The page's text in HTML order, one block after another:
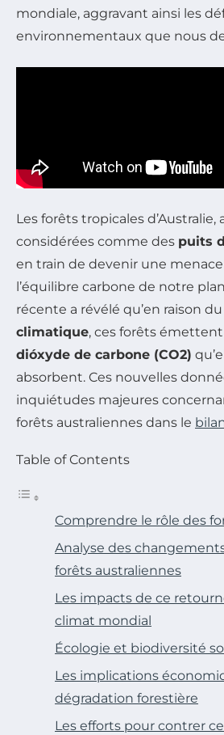
mondiale, aggravant ainsi les
environnementaux que nous
Les forêts tropicales d’Australie,
considérées comme des puits
en train de devenir une
l’équilibre carbone de notre
récente a révélé qu’en raison du
climatique, ces forêts
dióxyde de carbone (CO2)
absorbent. Ces nouvelles
inquiétudes majeures
forêts australiennes dans le
Table of Contents
Comprendre le rôle des
Analyse des
forêts australiennes
Les impacts de ce
climat mondial
Écologie et biodiversité
Les implications
dégradation forestière
Les efforts pour contrer